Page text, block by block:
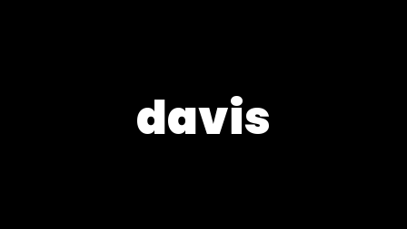
davis